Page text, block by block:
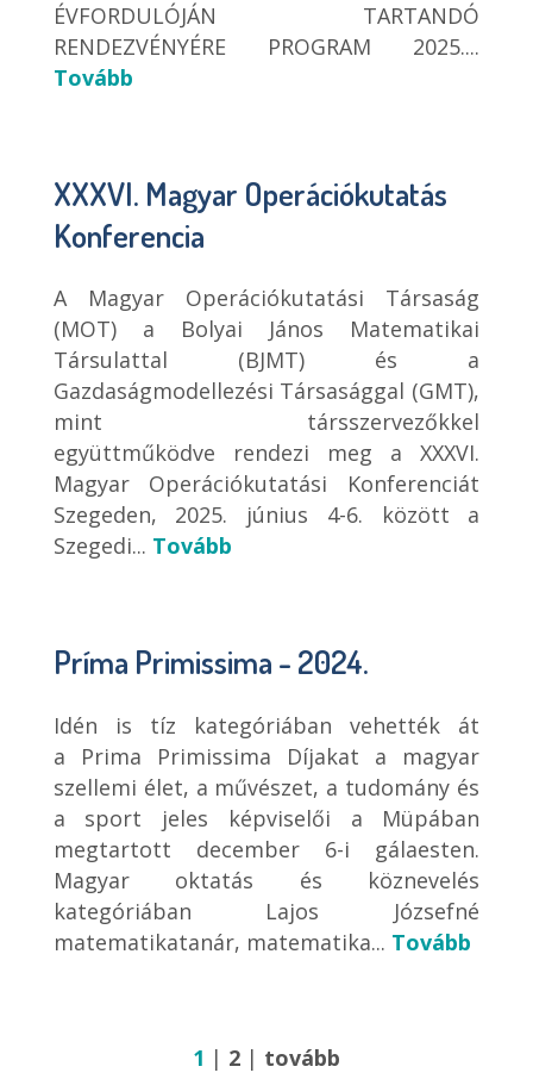
ÉVFORDULÓJÁN TARTANDÓ
RENDEZVÉNYÉRE PROGRAM 2025....
Tovább
XXXVI. Magyar Operációkutatás
Konferencia
A Magyar Operációkutatási Társaság
(MOT) a Bolyai János Matematikai
Társulattal (BJMT) és a
Gazdaságmodellezési Társasággal (GMT),
mint társszervezőkkel
együttműködve rendezi meg a XXXVI.
Magyar Operációkutatási Konferenciát
Szegeden, 2025. június 4-6. között a
Szegedi... Tovább
Príma Primissima - 2024.
Idén is tíz kategóriában vehették át
a Prima Primissima Díjakat a magyar
szellemi élet, a művészet, a tudomány és
a sport jeles képviselői a Müpában
megtartott december 6-i gálaesten.
Magyar oktatás és köznevelés
kategóriában Lajos Józsefné
matematikatanár, matematika... Tovább
1 | 2| tovább